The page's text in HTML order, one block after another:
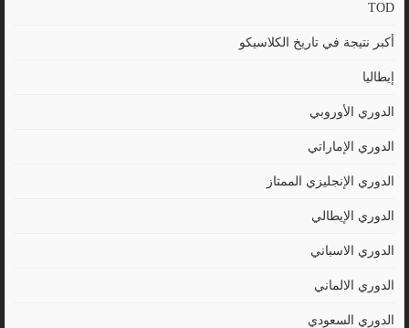
TOD
أكبر نتيجة في تاريخ الكلاسيكو
إيطاليا
الدوري الأوروبي
الدوري الإماراتي
الدوري الإنجليزي الممتاز
الدوري الإيطالي
الدوري الاسباني
الدوري الالماني
الدوري السعودي